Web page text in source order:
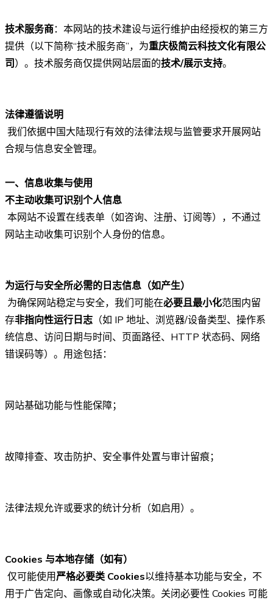
技术服务商：本网站的技术建设与运行维护由经授权的第三方
提供（以下简称“技术服务商”，为重庆极简云科技文化有限公
司）。技术服务商仅提供网站层面的技术/展示支持。
法律遵循说明
我们依据中国大陆现行有效的法律法规与监管要求开展网站
合规与信息安全管理。
一、信息收集与使用
不主动收集可识别个人信息
本网站不设置在线表单（如咨询、注册、订阅等），不通过
网站主动收集可识别个人身份的信息。
为运行与安全所必需的日志信息（如产生）
为确保网站稳定与安全，我们可能在必要且最小化范围内留
存非指向性运行日志 （如 IP 地址、浏览器/设备类型、操作系
统信息、访问日期与时间、页面路径、HTTP 状态码、网络
错误码等）。用途包括：
网站基础功能与性能保障；
故障排查、攻击防护、安全事件处置与审计留痕；
法律法规允许或要求的统计分析（如启用）。
Cookies 与本地存储（如有）
仅可能使用严格必要类 Cookies以维持基本功能与安全，不
用于广告定向、画像或自动化决策。关闭必要性 Cookies 可能